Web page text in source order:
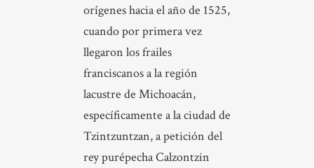
orígenes hacia el año de 1525,
cuando por primera vez
llegaron los frailes
franciscanos a la región
lacustre de Michoacán,
específicamente a la ciudad de
Tzintzuntzan, a petición del
rey purépecha Calzontzin